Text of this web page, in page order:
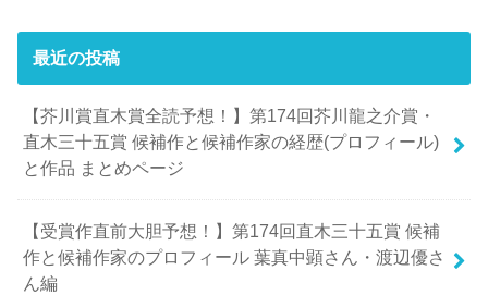
最近の投稿
【芥川賞直木賞全読予想！】第174回芥川龍之介賞・
直木三十五賞 候補作と候補作家の経歴(プロフィール)
と作品 まとめページ
【受賞作直前大胆予想！】第174回直木三十五賞 候補
作と候補作家のプロフィール 葉真中顕さん・渡辺優さ
ん編